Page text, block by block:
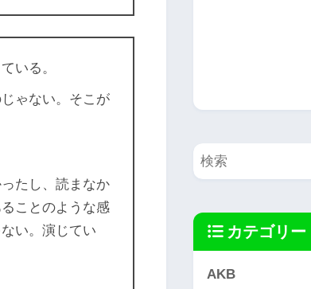
いる。
ゃない。そこが
たし、読まなか
ことのような感
い。演じてい
カテゴリー
AKB